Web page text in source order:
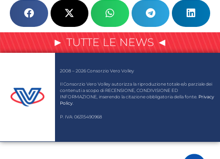
► TUTTE LE NEWS ◄
2008 – 2026 Consorzio Vero Volley
Il Consorzio Vero Volley autorizza la riproduzione totale e/o parziale dei
contenuti a scopo di RECENSIONE, CONDIVISIONE ED
INFORMAZIONE, inserendo la citazione obbligatoria della fonte. Privacy
Policy.
P. IVA: 06315490968